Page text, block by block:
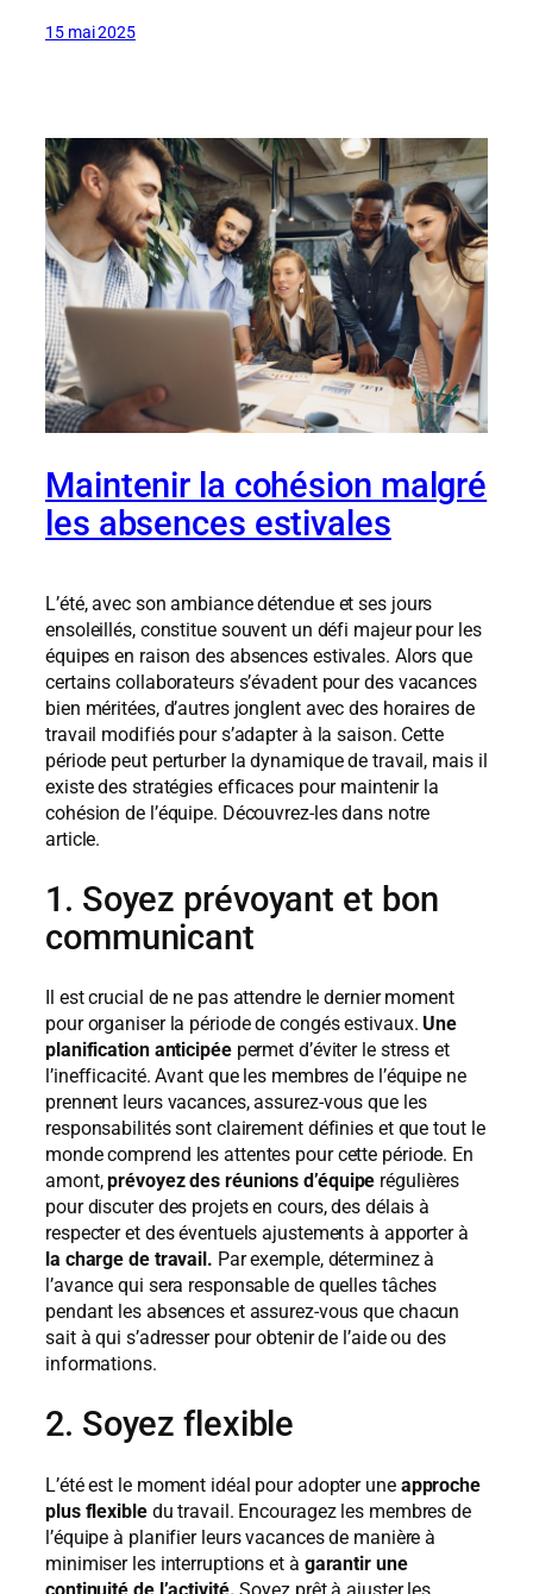
15 mai 2025
Maintenir la cohésion malgré
les absences estivales
L’été, avec son ambiance détendue et ses jours
ensoleillés, constitue souvent un défi majeur pour les
équipes en raison des absences estivales. Alors que
certains collaborateurs s’évadent pour des vacances
bien méritées, d’autres jonglent avec des horaires de
travail modifiés pour s’adapter à la saison. Cette
période peut perturber la dynamique de travail, mais il
existe des stratégies efficaces pour maintenir la
cohésion de l’équipe. Découvrez-les dans notre
article.
1. Soyez prévoyant et bon
communicant
Il est crucial de ne pas attendre le dernier moment
pour organiser la période de congés estivaux. Une
planification anticipéepermet d’éviter le stress et
l’inefficacité. Avant que les membres de l’équipe ne
prennent leurs vacances, assurez-vous que les
responsabilités sont clairement définies et que tout le
monde comprend les attentes pour cette période. En
amont,prévoyez des réunions d’équipe régulières
pour discuter des projets en cours, des délais à
respecter et des éventuels ajustements à apporter à
la charge de travail. Par exemple, déterminez à
l’avance qui sera responsable de quelles tâches
pendant les absences et assurez-vous que chacun
sait à qui s’adresser pour obtenir de l’aide ou des
informations.
2. Soyez flexible
L’été est le moment idéal pour adopter une approche
plus flexibledu travail. Encouragez les membres de
l’équipe à planifier leurs vacances de manière à
minimiser les interruptions et à garantir une
continuité de l’activité. Soyez prêt à ajuster les